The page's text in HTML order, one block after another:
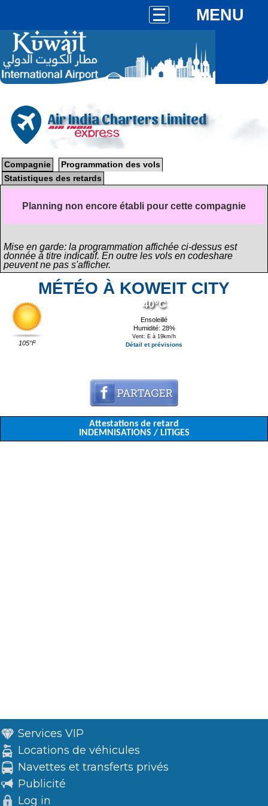
MENU
Air India Charters Limited
Compagnie
Programmation des vols
Statistiques des retards
Planning non encore établi pour cette compagnie
Mise en garde: la programmation affichée ci-dessus est
donnée à titre indicatif. En outre les vols en codeshare
peuvent ne pas s'afficher.
MÉTÉO À KOWEIT CITY
105°F
40°C
Ensoleillé
Humidité: 28%
Vent: E à 19km/h
Détail et prévisions
Attestations de retard
INDEMNISATIONS / LITIGES
Services VIP
Locations de véhicules
Navettes et transferts privés
Publicité
Log in